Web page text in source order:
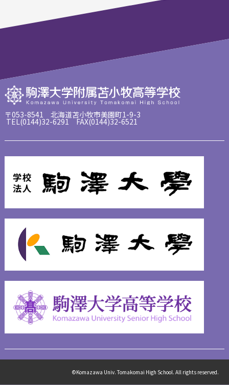
〒053-8541 北海道苫小牧市美園町1-9-3
TEL(0144)32-6291 FAX(0144)32-6521
©Komazawa Univ. Tomakomai High School. All rights reserved.